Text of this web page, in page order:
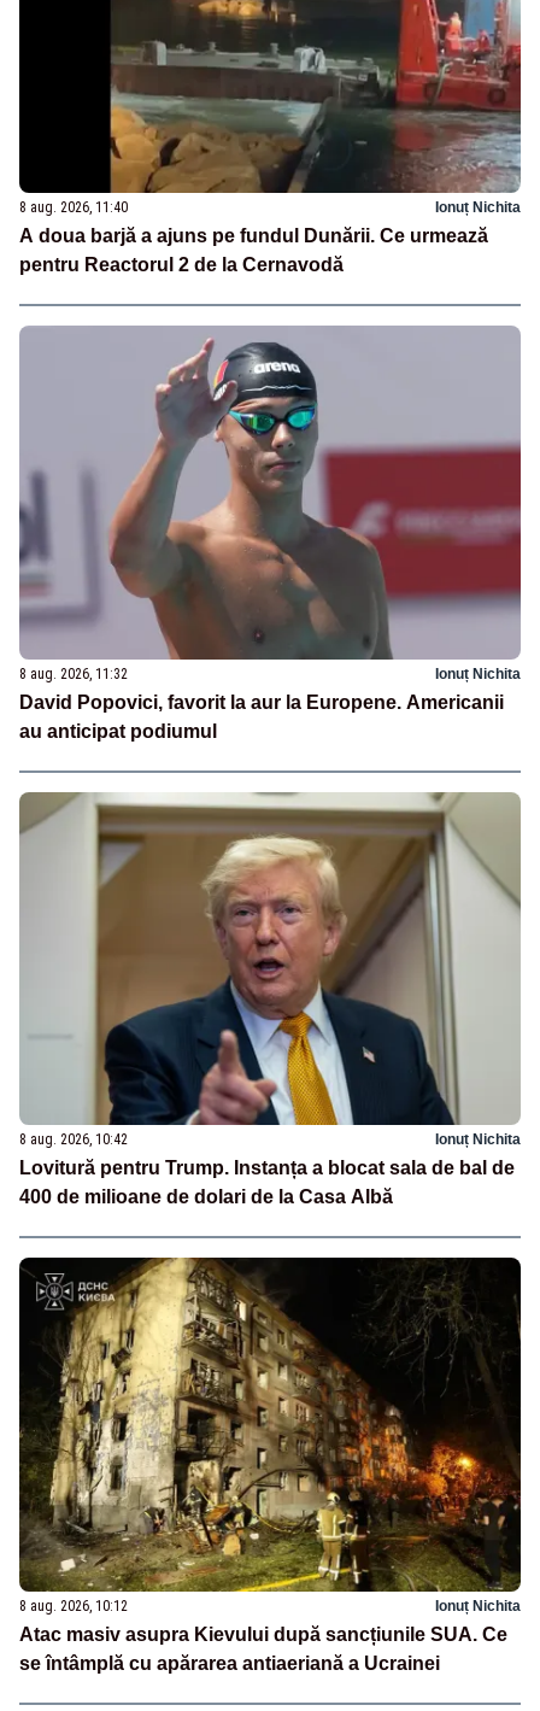
8 aug. 2026, 11:40 Ionuț Nichita
A doua barjă a ajuns pe fundul Dunării. Ce urmează
pentru Reactorul 2 de la Cernavodă
8 aug. 2026, 11:32 Ionuț Nichita
David Popovici, favorit la aur la Europene. Americanii
au anticipat podiumul
8 aug. 2026, 10:42 Ionuț Nichita
Lovitură pentru Trump. Instanța a blocat sala de bal de
400 de milioane de dolari de la Casa Albă
8 aug. 2026, 10:12 Ionuț Nichita
Atac masiv asupra Kievului după sancțiunile SUA. Ce
se întâmplă cu apărarea antiaeriană a Ucrainei